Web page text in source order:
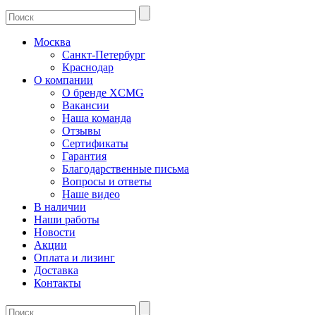
Москва
Санкт-Петербург
Краснодар
О компании
О бренде XCMG
Вакансии
Наша команда
Отзывы
Сертификаты
Гарантия
Благодарственные письма
Вопросы и ответы
Наше видео
В наличии
Наши работы
Новости
Акции
Оплата и лизинг
Доставка
Контакты